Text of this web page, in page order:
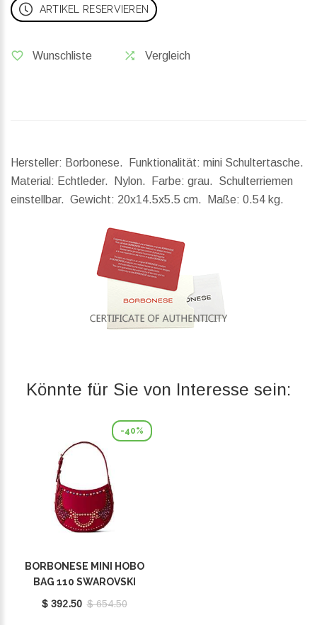
ARTIKEL RESERVIEREN
Wunschliste Vergleich
Hersteller: Borbonese. Funktionalität: mini Schultertasche.
Material: Echtleder. Nylon. Farbe: grau. Schulterriemen
einstellbar. Gewicht: 20x14.5x5.5 cm. Maße: 0.54 kg.
Könnte für Sie von Interesse sein:
-40%
BORBONESE MINI HOBO
BAG 110 SWAROVSKI
BORGOGNA 923047AT3Z59
$ 392.50 $ 654.50